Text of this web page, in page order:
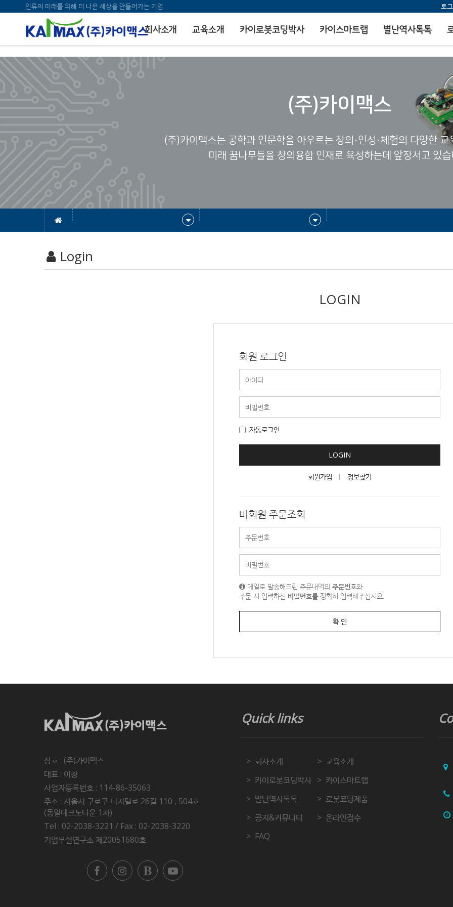
bool(false)인류의 미래를 위해 더 나은 세상을 만들어가는 기업 로
회사소개 교육소개 카이로봇코딩박사 카이스마트랩 별난역사톡톡
(주)카이맥스
(주)카이맥스는 공학과 인문학을 아우르는 창의·인성·체험의 다양한 교
미래 꿈나무들을 창의융합 인재로 육성하는데 앞장서고 있습
Login
LOGIN
회원 로그인
자동로그인
LOGIN
회원가입 정보찾기
비회원 주문조회
메일로 발송해드린 주문내역의 주문번호와
주문 시 입력하신 비밀번호를 정확히 입력해주십시오.
확 인
상호 : (주)카이맥스
대표 : 이창
사업자등록번호 : 114-86-35063
주소 : 서울시 구로구 디지털로 26길 110 , 504호
(동일테크노타운 1차)
Tel : 02-2038-3221 / Fax : 02-2038-3220
기업부설연구소 제20051680호
Quick links
회사소개
교육소개
카이로봇코딩박사
카이스마트랩
별난역사톡톡
로봇코딩제품
공지&커뮤니티
온라인접수
FAQ